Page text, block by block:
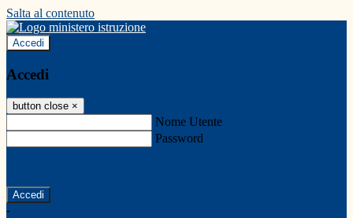
Salta al contenuto
Accedi
Accedi
button close ×
Nome Utente
Password
-